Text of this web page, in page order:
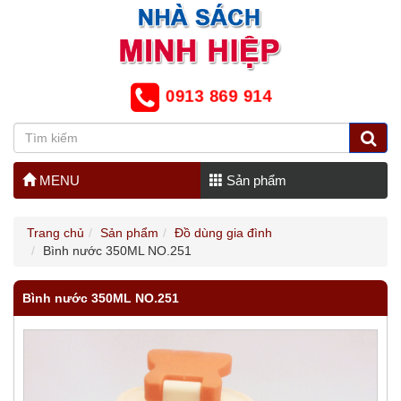
0913 869 914
MENU Sản phẩm
Trang chủ Sản phẩm
Đồ dùng gia đình
Bình nước 350ML NO.251
Bình nước 350ML NO.251